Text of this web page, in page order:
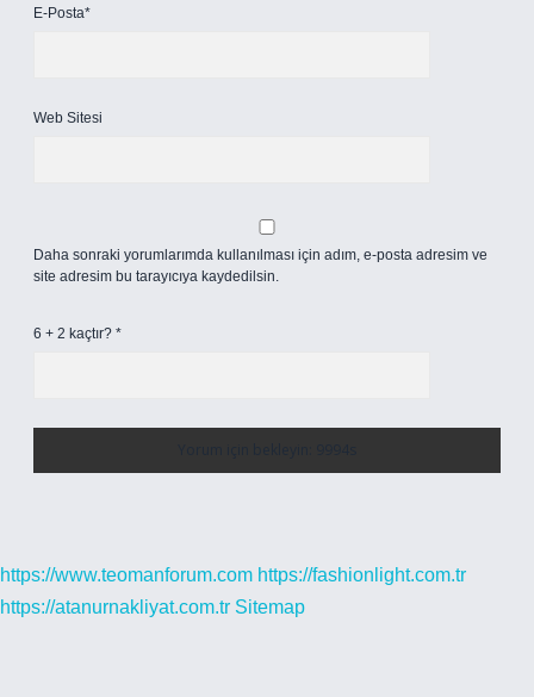
E-Posta*
Web Sitesi
Daha sonraki yorumlarımda kullanılması için adım, e-posta adresim ve
site adresim bu tarayıcıya kaydedilsin.
6 + 2 kaçtır? *
https://www.teomanforum.com https://fashionlight.com.tr
https://atanurnakliyat.com.tr Sitemap